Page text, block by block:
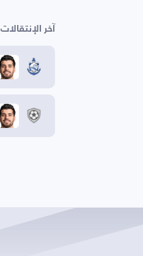
آخر الإنتقالات